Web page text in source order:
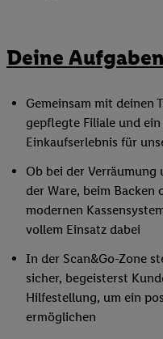
Deine Aufgaben
Gemeinsam mit deinen
gepflegte Filiale und
Einkaufserlebnis für
Ob bei der
der Ware, beim Backen
modernen
vollem Einsatz dabei
In der Scan&Go-Zone
sicher, begeisterst
Hilfestellung, um ein
ermöglichen